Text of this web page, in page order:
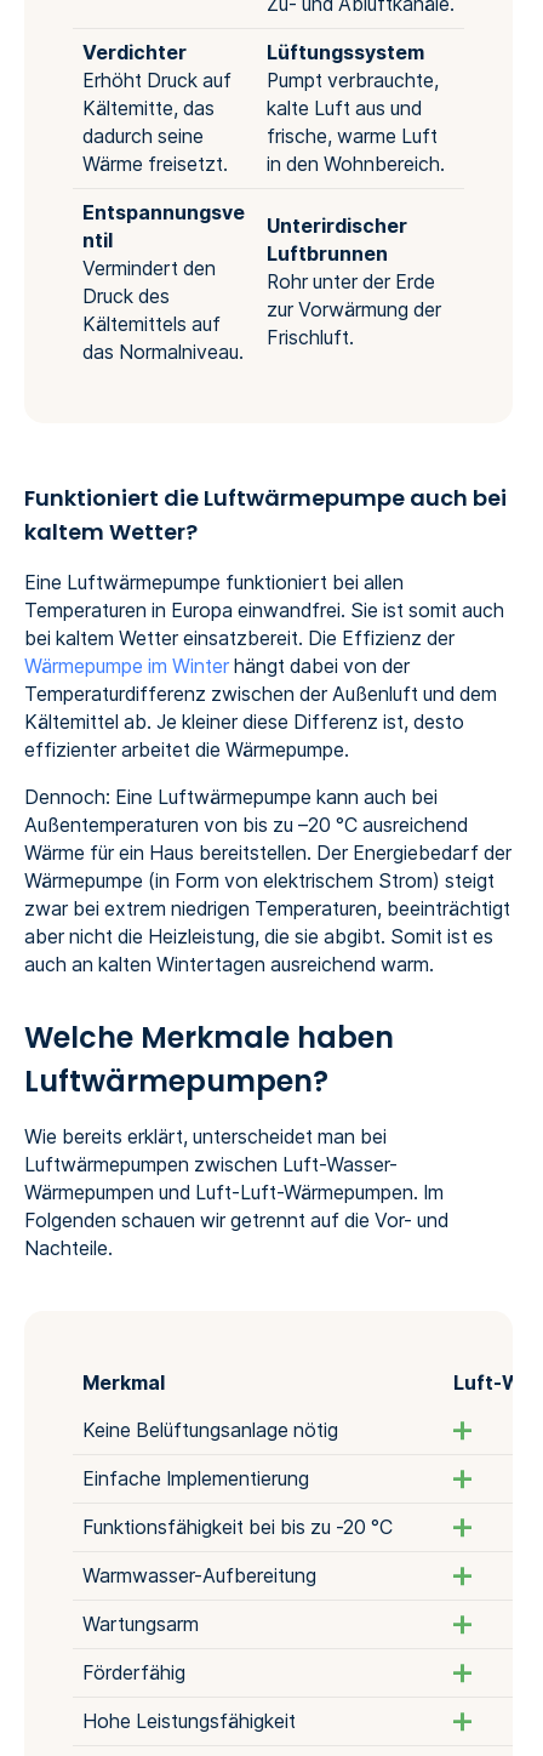
Verdichter
Erhöht Druck auf
Kältemitte, das
dadurch seine
Wärme freisetzt.
Lüftungssystem
Pumpt verbrauchte,
kalte Luft aus und
frische, warme Luft
in den Wohnbereich.
Entspannungsve
ntil
Vermindert den
Druck des
Kältemittels auf
das Normalniveau.
Unterirdischer
Luftbrunnen
Rohr unter der Erde
zur Vorwärmung der
Frischluft.
Funktioniert die Luftwärmepumpe auch bei
kaltem Wetter?
Eine Luftwärmepumpe funktioniert bei allen
Temperaturen in Europa einwandfrei. Sie ist somit auch
bei kaltem Wetter einsatzbereit. Die Effizienz der
Wärmepumpe im Winter hängt dabei von der
Temperaturdifferenz zwischen der Außenluft und dem
Kältemittel ab. Je kleiner diese Differenz ist, desto
effizienter arbeitet die Wärmepumpe.
Dennoch: Eine Luftwärmepumpe kann auch bei
Außentemperaturen von bis zu –20 °C ausreichend
Wärme für ein Haus bereitstellen. Der Energiebedarf der
Wärmepumpe (in Form von elektrischem Strom) steigt
zwar bei extrem niedrigen Temperaturen, beeinträchtigt
aber nicht die Heizleistung, die sie abgibt. Somit ist es
auch an kalten Wintertagen ausreichend warm.
Welche Merkmale haben
Luftwärmepumpen?
Wie bereits erklärt, unterscheidet man bei
Luftwärmepumpen zwischen Luft-Wasser-
Wärmepumpen und Luft-Luft-Wärmepumpen. Im
Folgenden schauen wir getrennt auf die Vor- und
Nachteile.
Merkmal Luft-
Keine Belüftungsanlage nötig
Einfache Implementierung
Funktionsfähigkeit bei bis zu -20 °C
Warmwasser-Aufbereitung
Wartungsarm
Förderfähig
Hohe Leistungsfähigkeit